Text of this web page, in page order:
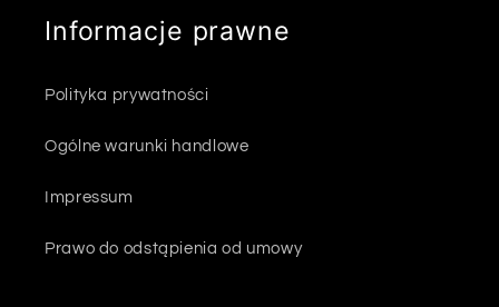
Informacje prawne
Polityka prywatności
Ogólne warunki handlowe
Impressum
Prawo do odstąpienia od umowy